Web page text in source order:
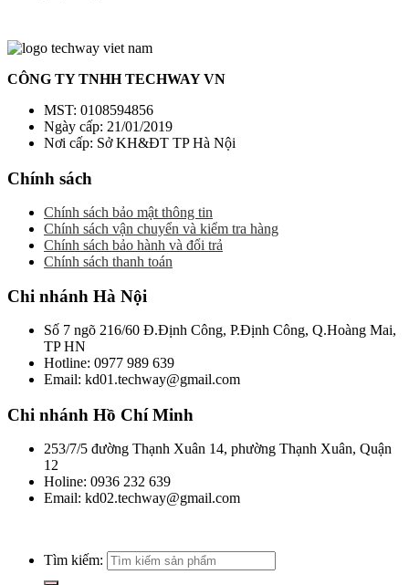
CÔNG TY TNHH TECHWAY VN
MST: 0108594856
Ngày cấp: 21/01/2019
Nơi cấp: Sở KH&ĐT TP Hà Nội
Chính sách
Chính sách bảo mật thông tin
Chính sách vận chuyển và kiểm tra hàng
Chính sách bảo hành và đổi trả
Chính sách thanh toán
Chi nhánh Hà Nội
Số 7 ngõ 216/60 Đ.Định Công, P.Định Công, Q.Hoàng Mai,
TP HN
Hotline: 0977 989 639
Email: kd01.techway@gmail.com
Chi nhánh Hồ Chí Minh
253/7/5 đường Thạnh Xuân 14, phường Thạnh Xuân, Quận
12
Holine: 0936 232 639
Email: kd02.techway@gmail.com
Tìm kiếm: